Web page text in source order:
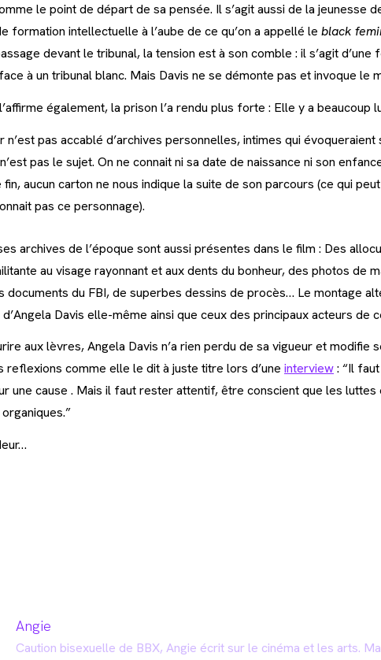
le point de départ de sa pensée. Il s’agit aussi de la jeunesse
formation intellectuelle à l’aube de ce qu’on a appellé le black
devant le tribunal, la tension est à son comble : il s’agit d’une
à un tribunal blanc. Mais Davis ne se démonte pas et invoque le
également, la prison l’a rendu plus forte : Elle y a beaucoup
n’est pas accablé d’archives personnelles, intimes qui évoqueraient
pas le sujet. On ne connait ni sa date de naissance ni son
aucun carton ne nous indique la suite de son parcours (ce qui
pas ce personnage).
archives de l’époque sont aussi présentes dans le film : Des
au visage rayonnant et aux dents du bonheur, des photos de
documents du FBI, de superbes dessins de procès… Le montage
Davis elle-même ainsi que ceux des principaux acteurs de
aux lèvres, Angela Davis n’a rien perdu de sa vigueur et modifie
reflexions comme elle le dit à juste titre lors d’une interview: “Il
une cause . Mais il faut rester attentif, être conscient que les
Angie
Caution bisexuelle de BBX, Angie écrit sur le cinéma et les arts.